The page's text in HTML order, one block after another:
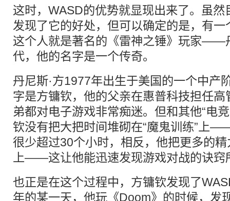
这时，WASD的优势就显现出来了。虽
发现了它的好处，但可以确定的是，有
这个人就是著名的《雷神之锤》玩家——
代，他的名字是一个传奇。
丹尼斯·方1977年出生于美国的一个中产
字是方镛钦，他的父亲在惠普科技担任
弟都对电子游戏非常痴迷。但和其他“电
钦没有把大把时间堆砌在“魔鬼训练”上
很少超过30个小时，相反，他把更多的
上——这让他能迅速发现游戏对战的诀窍
也正是在这个过程中，方镛钦发现了
年的某一天，他玩《Doom》的时候，发